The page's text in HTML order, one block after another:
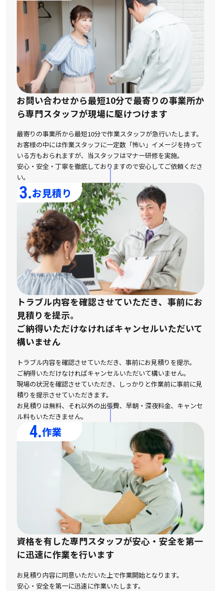
お問い合わせから最短10分で最寄りの事業所か
ら専門スタッフが現場に駆けつけます
最寄りの事業所から最短10分で作業スタッフが急行いたします。
お客様の中には作業スタッフに一定数「怖い」イメージを持って
いる方もおられますが、 当スタッフはマナー研修を実施。
安心・安全・丁寧を徹底しておりますので安心してご依頼くださ
い。
3.お見積り
トラブル内容を確認させていただき、事前にお
見積りを提示。
ご納得いただけなければキャンセルいただいて
構いません
トラブル内容を確認させていただき、事前にお見積りを提示。
ご納得いただけなければキャンセルいただいて構いません。
現場の状況を確認させていただき、しっかりと作業前に事前に見
積りを提示させていただきます。
お見積りは無料、それ以外の出張費、早朝・深夜料金、キャンセ
ル料もいただきません。
4.作業
資格を有した専門スタッフが安心・安全を第一
に迅速に作業を行います
お見積り内容に同意いただいた上で作業開始となります。
安心・安全を第一に迅速に作業いたします。